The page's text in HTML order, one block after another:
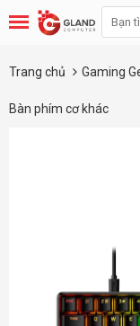
Trang chủ Gaming
Bàn phím cơ khác